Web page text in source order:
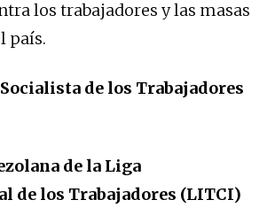
los trabajadores y las masas
país.
de los Trabajadores
de la Liga
de los Trabajadores (LITCI)